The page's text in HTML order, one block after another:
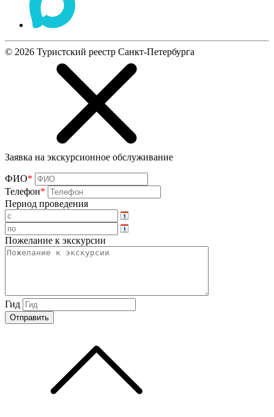
© 2026 Туристский реестр Санкт-Петербурга
Заявка на экскурсионное обслуживание
ФИО*
Телефон*
Период проведения
Пожелание к экскурсии
Гид